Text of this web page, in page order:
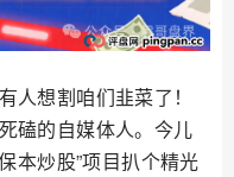
人想割咱们韭菜了！
磕的自媒体人。今儿
本炒股”项目扒个精光